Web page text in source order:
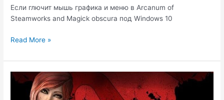
Если глючит мышь графика и меню в Arcanum of
Steamworks and Magick obscura под Windows 10
Arcanum.
10.
Read More »